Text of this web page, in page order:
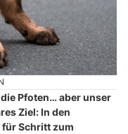
Pfoten… aber unser
Ziel: In den
Schritt zum